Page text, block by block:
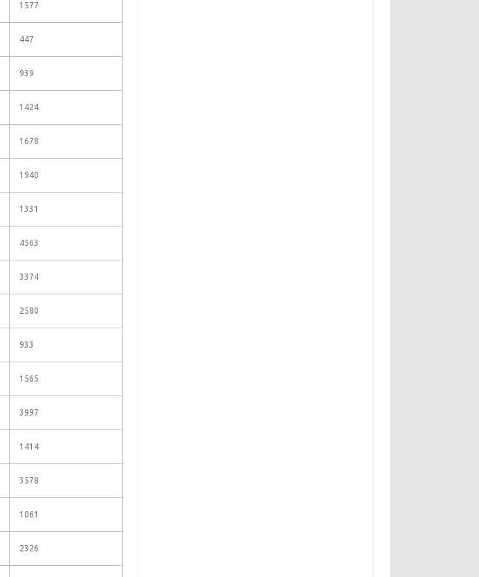
1577
447
939
1424
1678
1940
1331
4563
3374
2580
933
1565
3997
1414
3578
1061
2326